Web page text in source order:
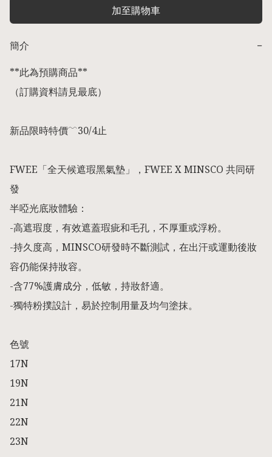
加至購物車
簡介
−
**此為預購商品**
（訂購資料請見最底）
新品限時特價﹋30/4止
FWEE「全天候遮瑕黑氣墊」，FWEE X MINSCO 共同研
發
半啞光底妝體驗：
-高遮瑕度，有效遮蓋瑕疵和毛孔，不厚重或浮粉。
-持久度高，MINSCO研發時不斷測試，在出汗或運動後妝
容仍能保持妝容。
-含77%護膚成分，低敏，持妝舒適。
-獨特粉撲設計，易於控制用量及均勻塗抹。
色號
17N
19N
21N
22N
23N